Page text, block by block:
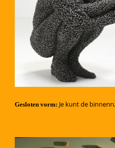
Gesloten vorm: Je kunt de